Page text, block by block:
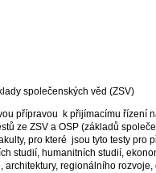
společenských věd (ZSV)
přípravou k přijímacímu řízení
ze ZSV a OSP (základů
pro které jsou tyto testy pro
studií, humanitních studií,
architektury, regionálního rozvoje,